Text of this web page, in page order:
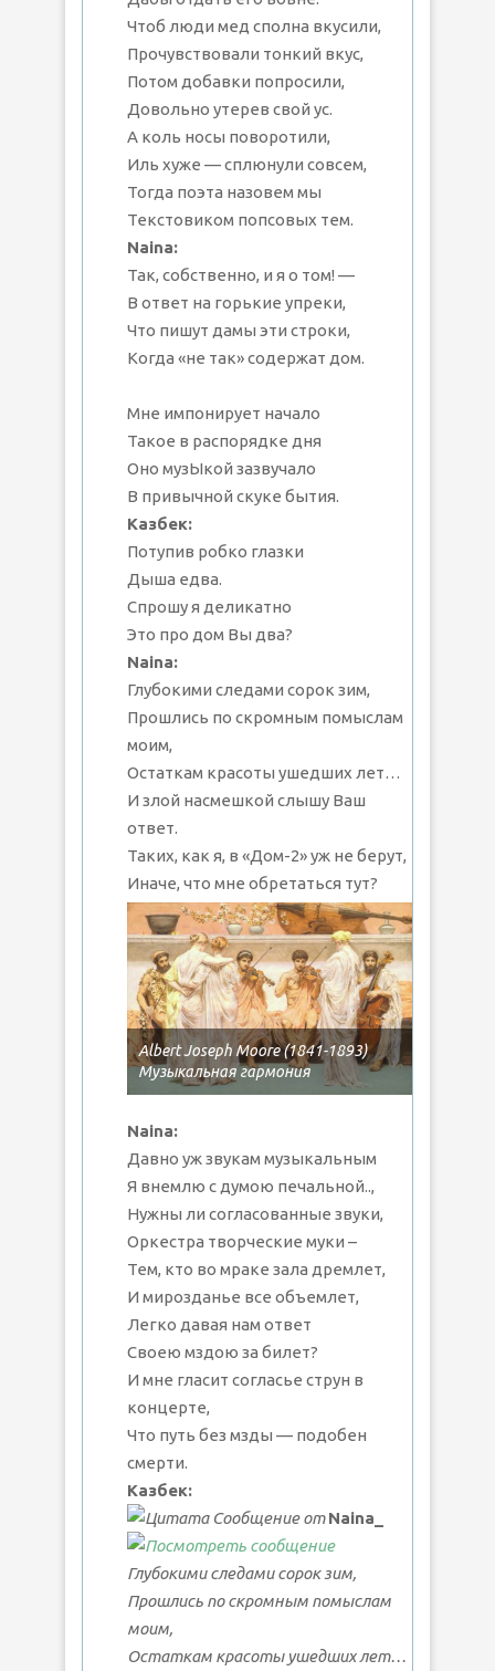
Чтоб люди мед сполна вкусили,
Прочувствовали тонкий вкус,
Потом добавки попросили,
Довольно утерев свой ус.
А коль носы поворотили,
Иль хуже — сплюнули совсем,
Тогда поэта назовем мы
Текстовиком попсовых тем.
Naina:
Так, собственно, и я о том! —
В ответ на горькие упреки,
Что пишут дамы эти строки,
Когда «не так» содержат дом.
Мне импонирует начало
Такое в распорядке дня
Оно музЫкой зазвучало
В привычной скуке бытия.
Казбек:
Потупив робко глазки
Дыша едва.
Спрошу я деликатно
Это про дом Вы два?
Naina:
Глубокими следами сорок зим,
Прошлись по скромным помыслам
моим,
Остаткам красоты ушедших лет…
И злой насмешкой слышу Ваш
ответ.
Таких, как я, в «Дом-2» уж не берут,
Иначе, что мне обретаться тут?
Albert Joseph Moore (1841-1893)
Музыкальная гармония
Naina:
Давно уж звукам музыкальным
Я внемлю с думою печальной..,
Нужны ли согласованные звуки,
Оркестра творческие муки –
Тем, кто во мраке зала дремлет,
И мирозданье все объемлет,
Легко давая нам ответ
Своею мздою за билет?
И мне гласит согласье струн в
концерте,
Что путь без мзды — подобен
смерти.
Казбек:
Сообщение отNaina_
Глубокими следами сорок зим,
Прошлись по скромным помыслам
моим,
Остаткам красоты ушедших лет…